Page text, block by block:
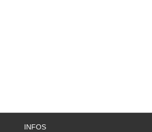
INFOS